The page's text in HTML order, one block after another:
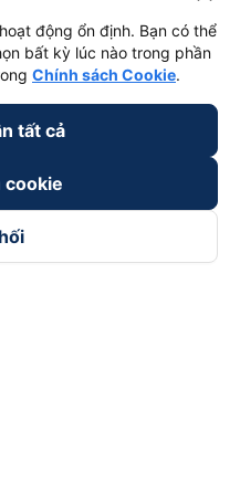
động ổn định. Bạn có thể
bất kỳ lúc nào trong phần
Chính sách Cookie.
tất cả
cookie